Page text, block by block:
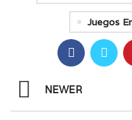
Juegos
NEWER